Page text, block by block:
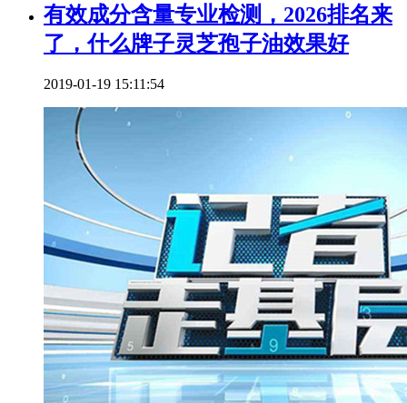
有效成分含量专业检测，2026排名来
了，什么牌子灵芝孢子油效果好
2019-01-19 15:11:54